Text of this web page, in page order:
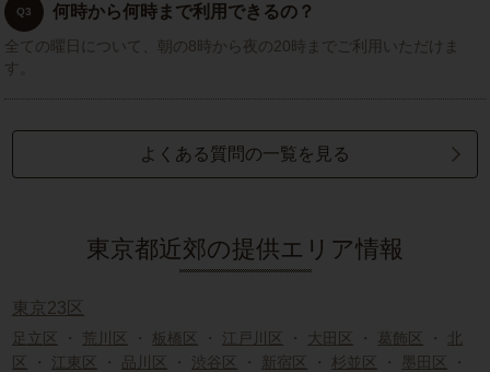
Q3 何時から何時まで利用できるの？
全ての曜日について、朝の8時から夜の20時までご利用いただけま
す。
よくある質問の一覧を見る
東京都近郊の提供エリア情報
東京23区
足立区 ・ 荒川区 ・板橋区 ・ 江戸川区 ・ 大田区 ・ 葛飾区 ・
北
区
・ 江東区 ・ 品川区 ・ 渋谷区 ・ 新宿区 ・杉並区 ・ 墨田区
・